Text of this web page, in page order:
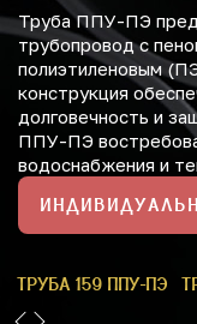
Труба ППУ-ПЭ
трубопровод с
полиэтиленовым
конструкция
долговечность и
ППУ-ПЭ
водоснабжения и
ТРУБА 159 ППУ-ПЭ